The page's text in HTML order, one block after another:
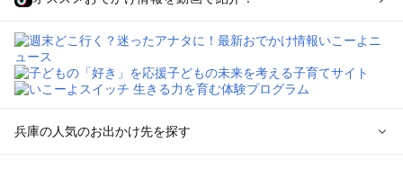
兵庫の人気のお出かけ先を探す